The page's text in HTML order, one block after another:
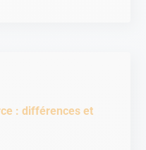
: différences et